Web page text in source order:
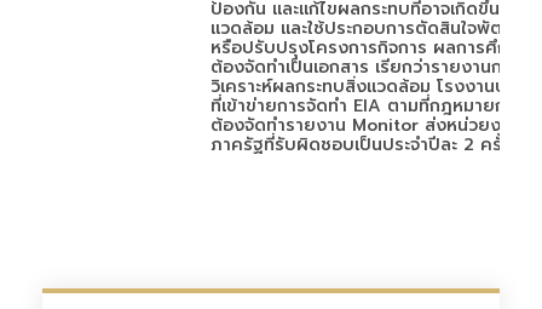
ป้องกัน และแก้ไขผลกระทบที่อาจเกิดขึ้นกับสิ่
แวดล้อม และใช้ประกอบการตัดสินใจพัฒนา
หรือปรับปรุงโครงการกิจการ ผลการศึกษา
ต้องจัดทำเป็นเอกสาร เรียกว่ารายงานการ
วิเคราะห์ผลกระทบสิ่งแวดล้อม โรงงานประเ
ที่เข้าข่ายการจัดทำ EIA ตามที่กฎหมายกำหน
ต้องจัดทำรายงาน Monitor ส่งหน่วยงาน
ภาครัฐที่รับผิดชอบเป็นประจำปีละ 2 ครั้ง